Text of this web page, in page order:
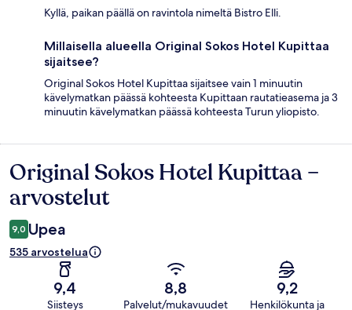
Kyllä, paikan päällä on ravintola nimeltä Bistro Elli.
Millaisella alueella Original Sokos Hotel Kupittaa
sijaitsee?
Original Sokos Hotel Kupittaa sijaitsee vain 1 minuutin
kävelymatkan päässä kohteesta Kupittaan rautatieasema ja 3
minuutin kävelymatkan päässä kohteesta Turun yliopisto.
Arvostelut
Original Sokos Hotel Kupittaa –
arvostelut
9,0 Upea
535 arvostelua
9,4
Siisteys
8,8
Palvelut/mukavuudet
9,2
Henkilökunta ja